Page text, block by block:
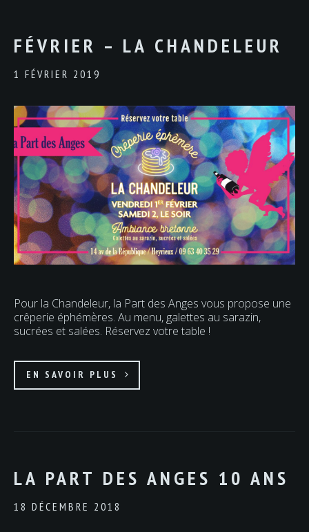
FÉVRIER – LA CHANDELEUR
1 FÉVRIER 2019
Pour la Chandeleur, la Part des Anges vous propose une
crêperie éphémères. Au menu, galettes au sarazin,
sucrées et salées. Réservez votre table !
EN SAVOIR PLUS
LA PART DES ANGES 10 ANS
18 DÉCEMBRE 2018